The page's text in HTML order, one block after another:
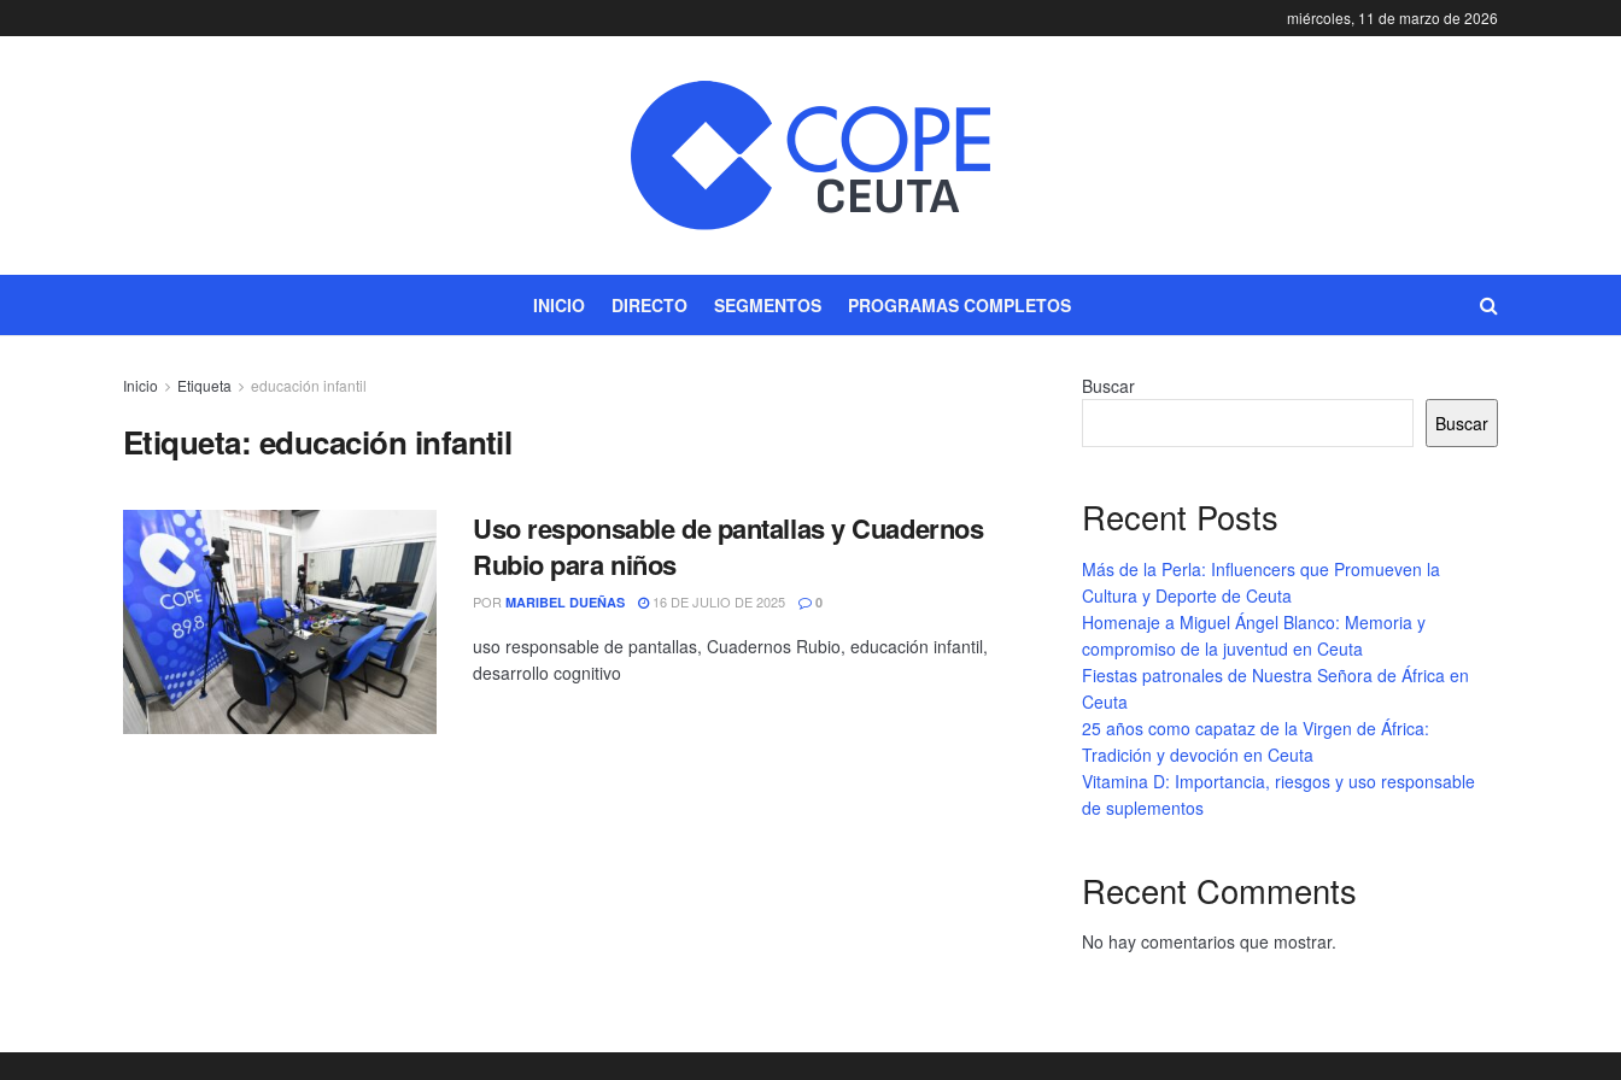
miércoles, 11 de marzo de 2026
INICIO DIRECTO SEGMENTOS PROGRAMAS COMPLETOS
Inicio Etiqueta educación infantil
Etiqueta: educación infantil
Uso responsable de pantallas y Cuadernos
Rubio para niños
POR MARIBEL DUEÑAS 16 DE JULIO DE 2025 0
uso responsable de pantallas, Cuadernos Rubio, educación infantil,
desarrollo cognitivo
Buscar
Buscar
Recent Posts
Más de la Perla: Influencers que Promueven la
Cultura y Deporte de Ceuta
Homenaje a Miguel Ángel Blanco: Memoria y
compromiso de la juventud en Ceuta
Fiestas patronales de Nuestra Señora de África en
Ceuta
25 años como capataz de la Virgen de África:
Tradición y devoción en Ceuta
Vitamina D: Importancia, riesgos y uso responsable
de suplementos
Recent Comments
No hay comentarios que mostrar.